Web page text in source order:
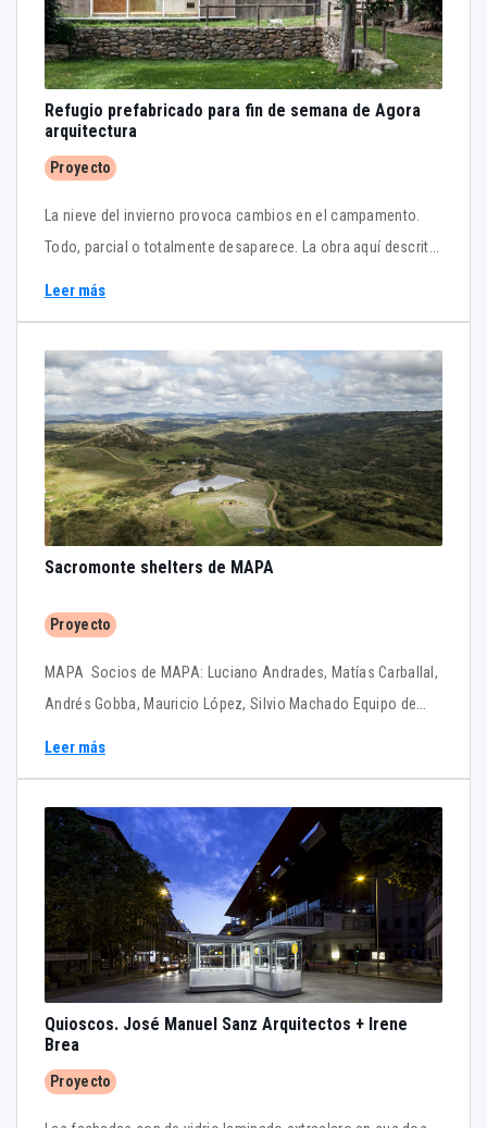
Refugio prefabricado para fin de semana de Agora
arquitectura
Proyecto
La nieve del invierno provoca cambios en el campamento.
Todo, parcial o totalmente desaparece. La obra aquí descrita
Leer más
Sacromonte shelters de MAPA
Proyecto
MAPA Socios de MAPA: Luciano Andrades, Matías Carballal,
Andrés Gobba, Mauricio López, Silvio Machado Equipo de
sacromonte.com Descarga *.pdf con más información AQUÍ
Leer más
Quioscos. José Manuel Sanz Arquitectos + Irene
Brea
Proyecto